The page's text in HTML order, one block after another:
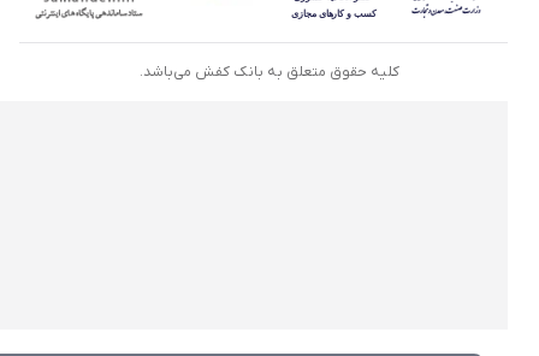
کلیه حقوق متعلق به بانک کفش می‌باشد.